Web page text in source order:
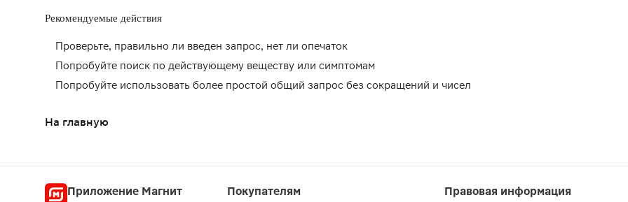
Рекомендуемые действия
Проверьте, правильно ли введен запрос, нет ли опечаток
Попробуйте поиск по действующему веществу или симптомам
Попробуйте использовать более простой общий запрос без сокращений и чисел
На главную
Приложение Магнит Покупателям Правовая информация